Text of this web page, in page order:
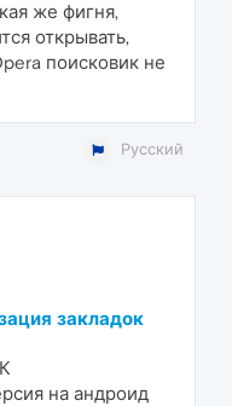
же фигня,
открывать,
поисковик не
Русский
закладок
на андроид